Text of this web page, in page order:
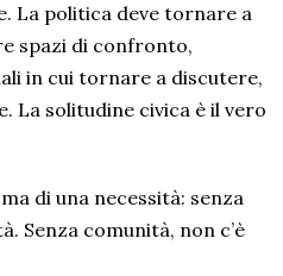
La politica deve tornare a
spazi di confronto,
in cui tornare a discutere,
La solitudine civica è il vero
di una necessità: senza
Senza comunità, non c’è